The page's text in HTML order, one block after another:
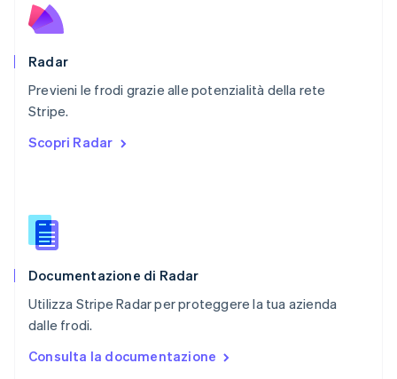
Radar
Previeni le frodi grazie alle potenzialità della rete
Stripe.
Scopri Radar
Documentazione di Radar
Utilizza Stripe Radar per proteggere la tua azienda
dalle frodi.
Consulta la documentazione
Portogallo
Português
RAS di Hong Kong, Cina
Regno Unito
English
English
English
Slovacchia
Slovenia
Spagna
Español
English Español简体中文